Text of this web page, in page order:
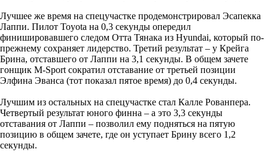
Лучшее же время на спецучастке продемонстрировал Эсапекка
Лаппи. Пилот Toyota на 0,3 секунды опередил
финишировавшего следом Отта Тянака из Hyundai, который по-
прежнему сохраняет лидерство. Третий результат – у Крейга
Брина, отставшего от Лаппи на 3,1 секунды. В общем зачете
гонщик M-Sport сократил отставание от третьей позиции
Элфина Эванса (тот показал пятое время) до 0,4 секунды.
Лучшим из остальных на спецучастке стал Калле Рованпера.
Четвертый результат юного финна – а это 3,3 секунды
отставания от Лаппи – позволил ему подняться на пятую
позицию в общем зачете, где он уступает Брину всего 1,2
секунды.